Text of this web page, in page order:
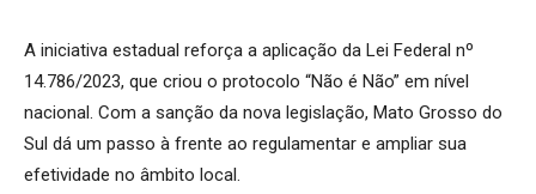
A iniciativa estadual reforça a aplicação da Lei Federal nº
14.786/2023, que criou o protocolo “Não é Não” em nível
nacional. Com a sanção da nova legislação, Mato Grosso do
Sul dá um passo à frente ao regulamentar e ampliar sua
efetividade no âmbito local.